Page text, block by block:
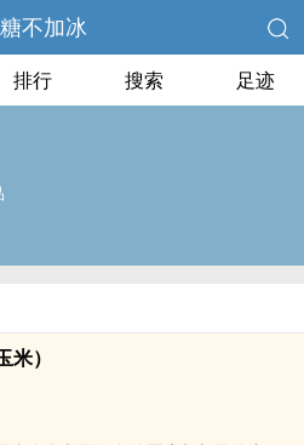
不加冰
排行 搜索 足迹
）